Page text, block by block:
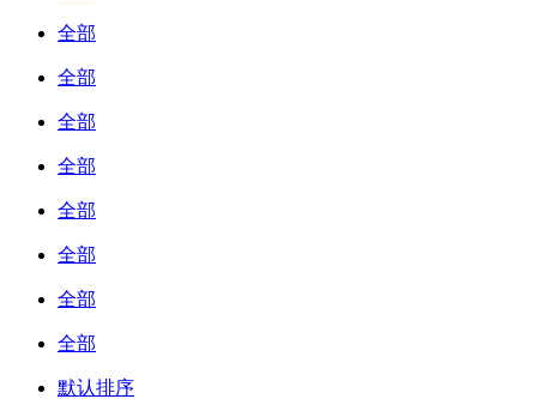
全部
全部
全部
全部
全部
全部
全部
全部
默认排序